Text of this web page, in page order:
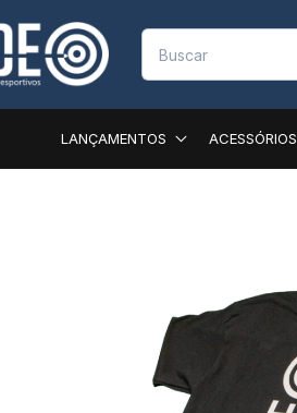
LANÇAMENTOS ACESSÓRIOS